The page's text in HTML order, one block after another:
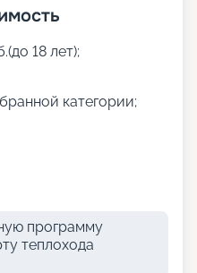
18 лет);
категории;
программу
теплохода